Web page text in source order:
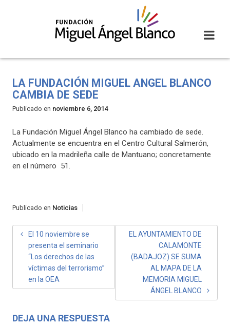
LA FUNDACIÓN MIGUEL ANGEL BLANCO
CAMBIA DE SEDE
Publicado en noviembre 6, 2014
La Fundación Miguel Ángel Blanco ha cambiado de sede.
Actualmente se encuentra en el Centro Cultural Salmerón,
ubicado en la madrileña calle de Mantuano; concretamente
en el número 51.
Publicado en Noticias
NAVEGACIÓN
ENTRADAS
El 10 noviembre se
presenta el seminario
“Los derechos de las
víctimas del terrorismo”
en la OEA
EL AYUNTAMIENTO DE
CALAMONTE
(BADAJOZ) SE SUMA
AL MAPA DE LA
MEMORIA MIGUEL
ÁNGEL BLANCO
DEJA UNA RESPUESTA